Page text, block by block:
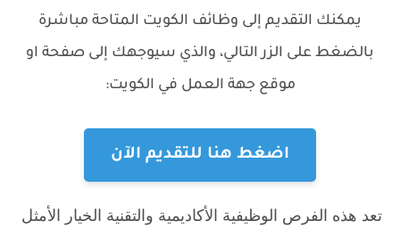
يمكنك التقديم إلى وظائف الكويت المتاحة مباشرة
بالضغط على الزر التالي، والذي سيوجهك إلى صفحة او
موقع جهة العمل في الكويت:
اضغط هنا للتقديم الآن
تعد هذه الفرص الوظيفية الأكاديمية والتقنية الخيار الأمثل